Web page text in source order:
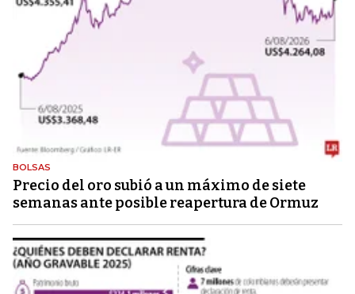
BOLSAS
Precio del oro subió a un máximo de siete
semanas ante posible reapertura de Ormuz